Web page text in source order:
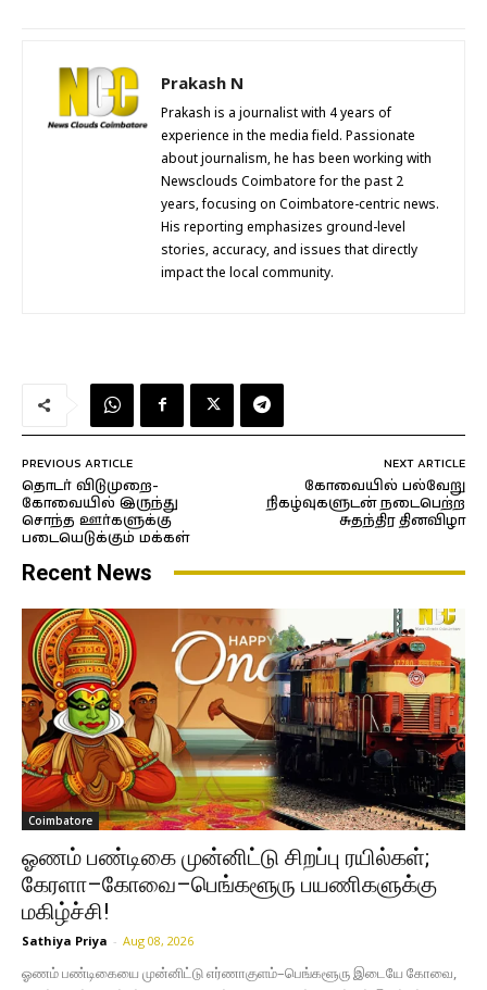
Prakash N
Prakash is a journalist with 4 years of
experience in the media field. Passionate
about journalism, he has been working with
Newsclouds Coimbatore for the past 2
years, focusing on Coimbatore-centric news.
His reporting emphasizes ground-level
stories, accuracy, and issues that directly
impact the local community.
PREVIOUS ARTICLE
தொடர் விடுமுறை-
கோவையில் இருந்து
சொந்த ஊர்களுக்கு
படையெடுக்கும் மக்கள்
NEXT ARTICLE
கோவையில் பல்வேறு
நிகழ்வுகளுடன் நடைபெற்ற
சுதந்திர தினவிழா
Recent News
Coimbatore
ஓணம் பண்டிகை முன்னிட்டு சிறப்பு ரயில்கள்;
கேரளா–கோவை–பெங்களூரு பயணிகளுக்கு
மகிழ்ச்சி!
Sathiya Priya - Aug 08, 2026
ஓணம் பண்டிகையை முன்னிட்டு எர்ணாகுளம்–பெங்களூரு இடையே கோவை,